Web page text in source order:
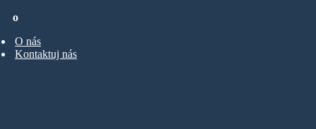
o
O nás
Kontaktuj nás